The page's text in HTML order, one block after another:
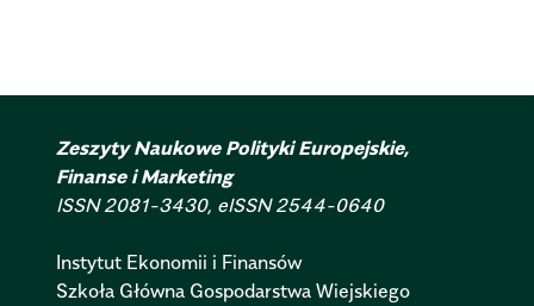
Zeszyty Naukowe Polityki Europejskie,
Finanse i Marketing
ISSN 2081-3430, eISSN 2544-0640
Instytut Ekonomii i Finansów
Szkoła Główna Gospodarstwa Wiejskiego